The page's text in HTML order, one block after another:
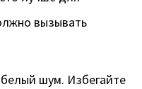
вызывать
шум. Избегайте